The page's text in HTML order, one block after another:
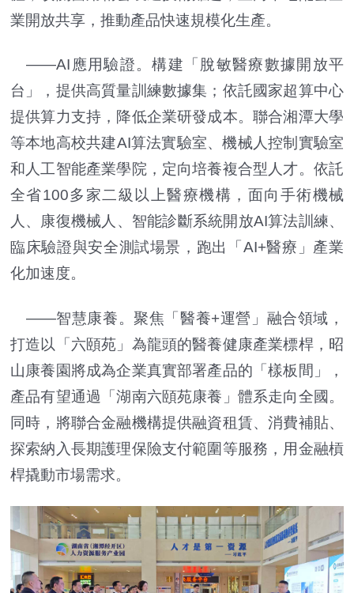
業開放共享，推動產品快速規模化生產。
——AI應用驗證。構建「脫敏醫療數據開放平
台」，提供高質量訓練數據集；依託國家超算中心
提供算力支持，降低企業研發成本。聯合湘潭大學
等本地高校共建AI算法實驗室、機械人控制實驗室
和人工智能產業學院，定向培養複合型人才。依託
全省100多家二級以上醫療機構，面向手術機械
人、康復機械人、智能診斷系統開放AI算法訓練、
臨床驗證與安全測試場景，跑出「AI+醫療」產業
化加速度。
——智慧康養。聚焦「醫養+運營」融合領域，
打造以「六頤苑」為龍頭的醫養健康產業標桿，昭
山康養園將成為企業真實部署產品的「樣板間」，
產品有望通過「湖南六頤苑康養」體系走向全國。
同時，將聯合金融機構提供融資租賃、消費補貼、
探索納入長期護理保險支付範圍等服務，用金融槓
桿撬動市場需求。